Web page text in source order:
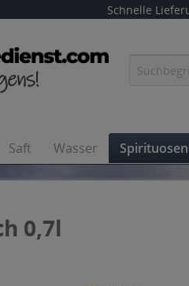
Schnelle
Saft Wasser Spirituosen
0,7l